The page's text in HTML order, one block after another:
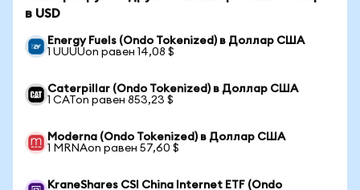
в USD
Energy Fuels (Ondo Tokenized) в Доллар США
1 UUUUon равен 14,08 $
Caterpillar (Ondo Tokenized) в Доллар США
1 CATon равен 853,23 $
Moderna (Ondo Tokenized) в Доллар США
1 MRNAon равен 57,60 $
KraneShares CSI China Internet ETF (Ondo